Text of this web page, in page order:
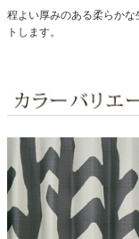
程よい厚みのある柔らか
トします。